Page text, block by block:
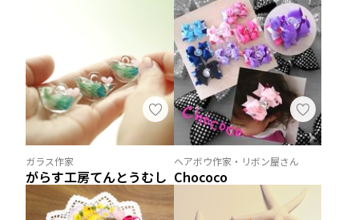
ガラス作家
がらす工房てんとうむし
ヘアボウ作家・リボン屋さん
Chococo